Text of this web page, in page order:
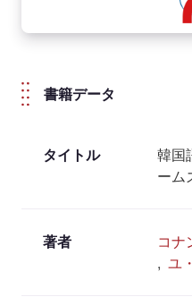
書籍データ
タイトル
韓国
ーム
著者
コナ
, ユ